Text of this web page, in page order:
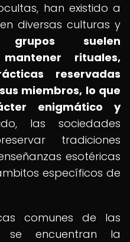
han existido a
diversas culturas y
grupos suelen
rituales,
reservadas
miembros, lo que
enigmático y
las sociedades
tradiciones
esotéricas
específicos de
comunes de las
se encuentran la